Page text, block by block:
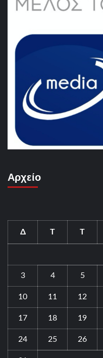
Αρχείο
Δ Τ Τ
3 4 5
10 11 12
17 18 19
24 25 26